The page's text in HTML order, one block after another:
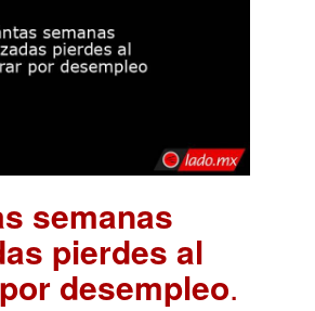
semanas
pierdes al
desempleo.